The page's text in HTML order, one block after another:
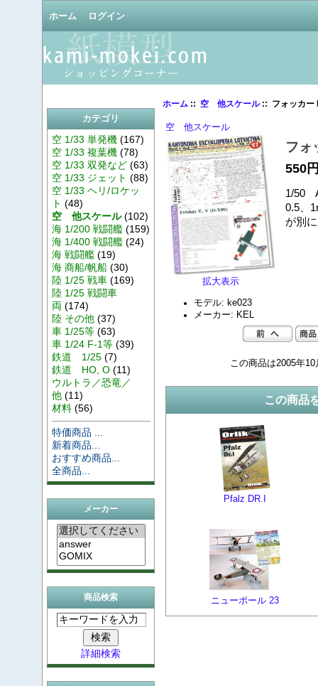
ホーム ログイン
カテゴリ
空 1/33 単発機(167)
空 1/33 複葉機(78)
空 1/33 双発など(63)
空 1/33 ジェット (88)
空 1/33 ヘリ/ロケッ
ト (48)
空 他スケール(102)
海 1/200 戦闘艦(159)
海 1/400 戦闘艦(24)
海 戦闘艦(19)
海 商船/帆船(30)
陸 1/25 戦車(169)
陸 1/25 戦闘車
両 (174)
陸 その他(37)
車 1/25等(63)
車 1/24 F-1等(39)
鉄道 1/25(7)
鉄道 HO, O(11)
ウルトラ／恐竜／
他(11)
材料(56)
特価商品 ...
新着商品...
おすすめ商品...
全商品...
メーカー
商品検索
詳細検索
ホーム:: 空 他スケール:: フォッカー
空 他スケール
拡大表示
フォ
550
1/50
0.5、
が別
モデル: ke023
メーカー: KEL
この商品は2005年
この商品
Pfalz DR.I
ニューポール 23